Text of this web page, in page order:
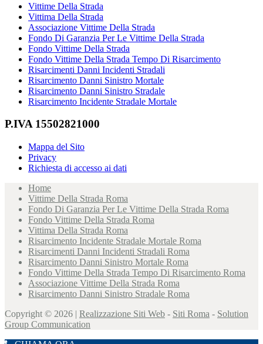
Vittime Della Strada
Vittima Della Strada
Associazione Vittime Della Strada
Fondo Di Garanzia Per Le Vittime Della Strada
Fondo Vittime Della Strada
Fondo Vittime Della Strada Tempo Di Risarcimento
Risarcimenti Danni Incidenti Stradali
Risarcimento Danni Sinistro Mortale
Risarcimento Danni Sinistro Stradale
Risarcimento Incidente Stradale Mortale
P.IVA 15502821000
Mappa del Sito
Privacy
Richiesta di accesso ai dati
Home
Vittime Della Strada Roma
Fondo Di Garanzia Per Le Vittime Della Strada Roma
Fondo Vittime Della Strada Roma
Vittima Della Strada Roma
Risarcimento Incidente Stradale Mortale Roma
Risarcimenti Danni Incidenti Stradali Roma
Risarcimento Danni Sinistro Mortale Roma
Fondo Vittime Della Strada Tempo Di Risarcimento Roma
Associazione Vittime Della Strada Roma
Risarcimento Danni Sinistro Stradale Roma
Copyright © 2026 | Realizzazione Siti Web - Siti Roma - Solution
Group Communication